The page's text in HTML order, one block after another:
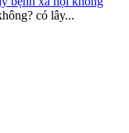
có lây...